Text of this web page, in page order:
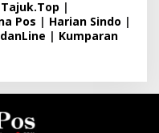
Tajuk.Top |
Pos | Harian Sindo |
| Kumparan